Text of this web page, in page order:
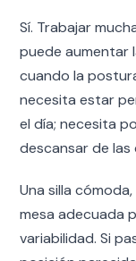
Sí. Trabajar
puede aumentar
cuando la
necesita estar
el día; necesita
descansar de
Una silla
mesa adecuada
variabilidad. Si